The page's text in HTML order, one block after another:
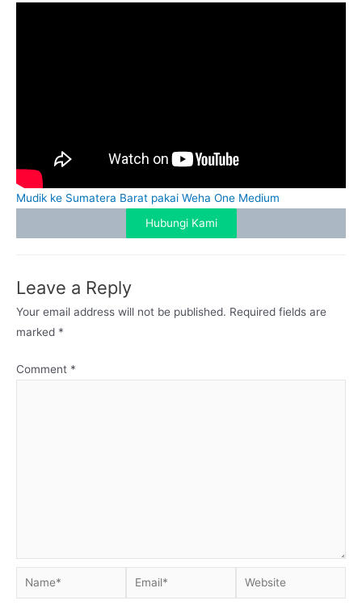
Mudik ke Sumatera Barat pakai Weha One Medium
Hubungi Kami
Leave a Reply
Your email address will not be published. Required fields are
marked *
Comment *